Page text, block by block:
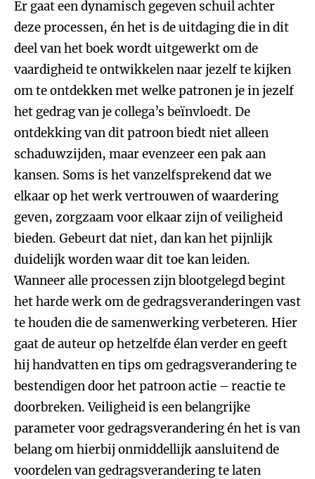
Er gaat een dynamisch gegeven schuil achter
deze processen, én het is de uitdaging die in dit
deel van het boek wordt uitgewerkt om de
vaardigheid te ontwikkelen naar jezelf te kijken
om te ontdekken met welke patronen je in jezelf
het gedrag van je collega’s beïnvloedt. De
ontdekking van dit patroon biedt niet alleen
schaduwzijden, maar evenzeer een pak aan
kansen. Soms is het vanzelfsprekend dat we
elkaar op het werk vertrouwen of waardering
geven, zorgzaam voor elkaar zijn of veiligheid
bieden. Gebeurt dat niet, dan kan het pijnlijk
duidelijk worden waar dit toe kan leiden.
Wanneer alle processen zijn blootgelegd begint
het harde werk om de gedragsveranderingen vast
te houden die de samenwerking verbeteren. Hier
gaat de auteur op hetzelfde élan verder en geeft
hij handvatten en tips om gedragsverandering te
bestendigen door het patroon actie – reactie te
doorbreken. Veiligheid is een belangrijke
parameter voor gedragsverandering én het is van
belang om hierbij onmiddellijk aansluitend de
voordelen van gedragsverandering te laten